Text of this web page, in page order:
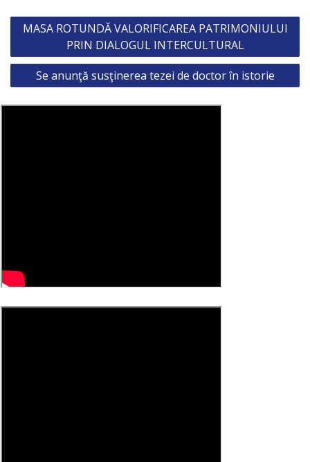
Post
navigation
MASA ROTUNDĂ VALORIFICAREA PATRIMONIULUI
PRIN DIALOGUL INTERCULTURAL
Se anunţă susţinerea tezei de doctor în istorie